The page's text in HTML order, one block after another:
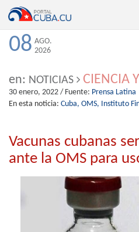
08 AGO.
2026
en: NOTICIAS CIENCIA
30 enero, 2022 / Fuente: Prensa Latina
En esta noticia: Cuba, OMS, Instituto
Vacunas cubanas
ante la OMS para